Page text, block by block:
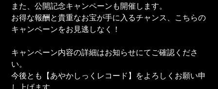
また、公開記念キャンペーンも開催します。
お得な報酬と貴重なお宝が手に入るチャンス、こちらの
キャンペーンをお見逃しなく！
キャンペーン内容の詳細はお知らせにてご確認くださ
い。
今後とも【あやかしっくレコード】をよろしくお願い申
し上げます。